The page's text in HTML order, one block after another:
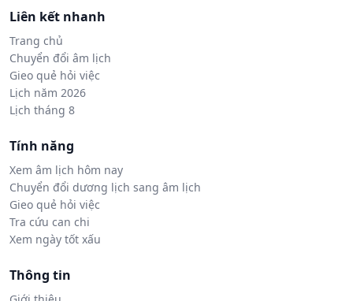
Liên kết nhanh
Trang chủ
Chuyển đổi âm lịch
Gieo quẻ hỏi việc
Lịch năm 2026
Lịch tháng 8
Tính năng
Xem âm lịch hôm nay
Chuyển đổi dương lịch sang âm lịch
Gieo quẻ hỏi việc
Tra cứu can chi
Xem ngày tốt xấu
Thông tin